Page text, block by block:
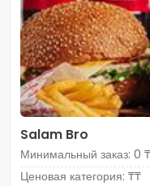
Salam Bro
Минимальный заказ: 0 ₸
Ценовая категория: ₸₸